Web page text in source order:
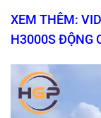
XEM THÊM:
H3000S ĐỘNG